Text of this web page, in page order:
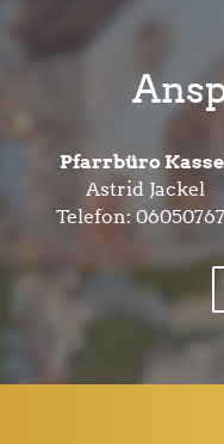
Pfarrbüro
Astrid Jackel
Telefon: